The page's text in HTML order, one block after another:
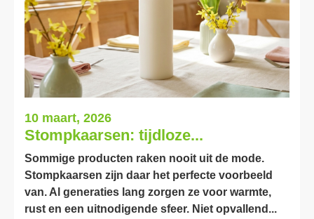
10 maart, 2026
Stompkaarsen: tijdloze...
Sommige producten raken nooit uit de mode.
Stompkaarsen zijn daar het perfecte voorbeeld
van. Al generaties lang zorgen ze voor warmte,
rust en een uitnodigende sfeer. Niet opvallend...